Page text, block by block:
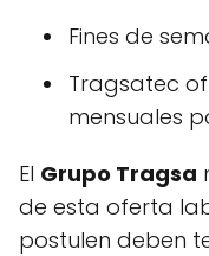
Fines de
Tragsatec
mensuales
El Grupo Tragsa
de esta oferta
postulen deben